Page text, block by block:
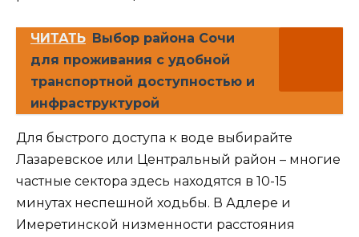
ЧИТАТЬ Выбор района Сочи
для проживания с удобной
транспортной доступностью и
инфраструктурой
Для быстрого доступа к воде выбирайте
Лазаревское или Центральный район – многие
частные сектора здесь находятся в 10-15
минутах неспешной ходьбы. В Адлере и
Имеретинской низменности расстояния